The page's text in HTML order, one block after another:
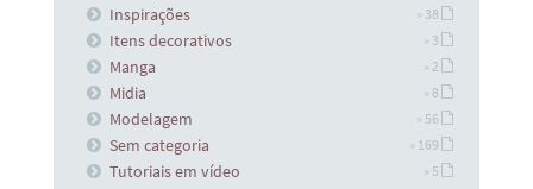
Inspirações » 38
Itens decorativos » 3
Manga » 2
Midia » 8
Modelagem » 56
Sem categoria » 169
Tutoriais em vídeo » 5